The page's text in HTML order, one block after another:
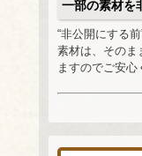
一部の素材を
“非公開にする
素材は、そのま
ますのでご安心